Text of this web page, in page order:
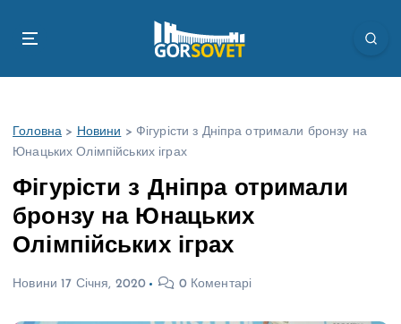
Головна > Новини > Фігурісти з Дніпра отримали бронзу на
Юнацьких Олімпійських іграх
Фігурісти з Дніпра отримали
бронзу на Юнацьких
Олімпійських іграх
Новини 17 Січня, 2020 0 Коментарі